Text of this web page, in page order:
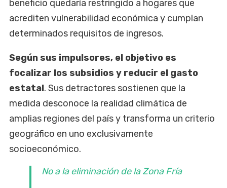
beneficio quedaría restringido a hogares que
acrediten vulnerabilidad económica y cumplan
determinados requisitos de ingresos.
Según sus impulsores, el objetivo es
focalizar los subsidios y reducir el gasto
estatal. Sus detractores sostienen que la
medida desconoce la realidad climática de
amplias regiones del país y transforma un criterio
geográfico en uno exclusivamente
socioeconómico.
No a la eliminación de la Zona Fría